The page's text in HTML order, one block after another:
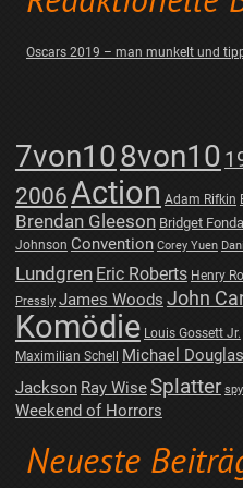
Oscars 2019 – man munkelt und
7von108von10
2006Action Adam Rifkin
Brendan Gleeson Bridget Fonda
Johnson Convention Corey Yuen
Lundgren Eric Roberts Henry
Pressly James Woods John
Komödie Louis Gossett Jr.
Maximilian Schell Michael Douglas
Jackson Ray WiseSplatter spy
Weekend of Horrors
Neueste